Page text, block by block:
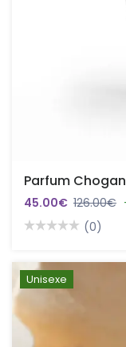
Parfum Chogan
45.00€ 126.00€
(0)
Unisexe